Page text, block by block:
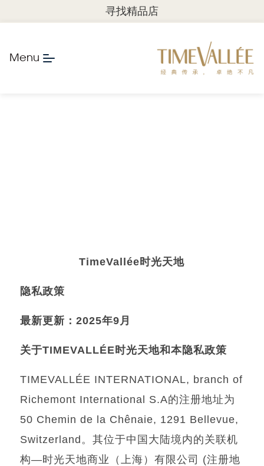
寻找精品店
Menu
TimeVallée 时光天地
隐私政策
最新更新： 2025年9 月
关于TIMEVALLÉE 时光天地和本隐私政策
TIMEVALLÉE INTERNATIONAL, branch of
Richemont International S.A的注册地址为
50 Chemin de la Chênaie, 1291 Bellevue,
Switzerland 。其位于中国大陆境内的关联机
构—时光天地商业（上海）有限公司 (注册地